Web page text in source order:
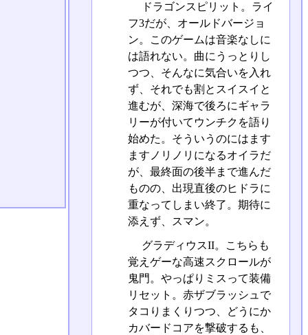
ドラゴンスピリット。ライ
フ3だが、オールドバージョ
ン。このゲームは音楽なしに
は語れない。曲にうっとりし
つつ、そんなに気合いを入れ
ず、それでも割とスイスイと
進むが、深海で後ろにギャラ
リーが付いてウンチクを語り
始めた。そういうのにはます
ますノリノリになるオイラだ
が、最終面の後半まで進んだ
ものの、出現直後のヒドラに
重なってしまい終了。期待に
添えず、スマン。
グラディウスII。こちらも
覚えゲーな高速スクロールが
鬼門。やっぱりミスって装備
リセット。赤ザブラッシュで
タコりまくりつつ、どうにか
カバードコアを撃破するも、